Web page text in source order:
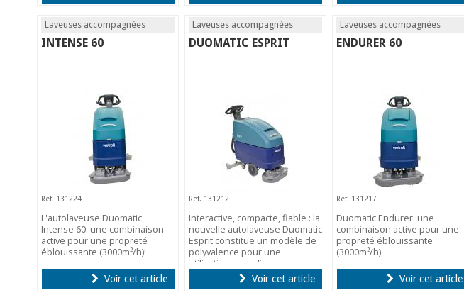
Laveuses accompagnées
INTENSE 60
Ref. 131224
L'autolaveuse Duomatic
Intense 60: une combinaison
active pour une propreté
éblouissante (3000m²/h)!
Voir cet article
Laveuses accompagnées
DUOMATIC ESPRIT
Ref. 131212
Interactive, compacte, fiable : la
nouvelle autolaveuse Duomatic
Esprit constitue un modèle de
polyvalence pour une
utilisation quotidienne.
Voir cet article
Laveuses accompagnées
ENDURER 60
Ref. 131217
Duomatic Endurer :une
combinaison active pour une
propreté éblouissante
(3000m²/h)
Voir cet article